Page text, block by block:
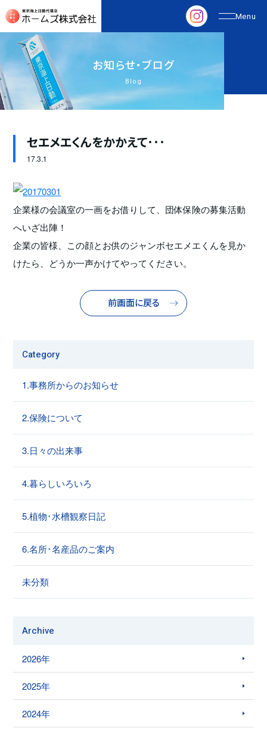
お知らせ・ブログ
Blog
セエメエくんをかかえて･･･
17.3.1
企業様の会議室の一画をお借りして、団体保険の募集活動
へいざ出陣！
企業の皆様、この顔とお供のジャンボセエメエくんを見か
けたら、どうか一声かけてやってください。
前画面に戻る
Category
1.事務所からのお知らせ
2.保険について
3.日々の出来事
4.暮らしいろいろ
5.植物･水槽観察日記
6.名所･名産品のご案内
未分類
Archive
2026年
2025年
2024年